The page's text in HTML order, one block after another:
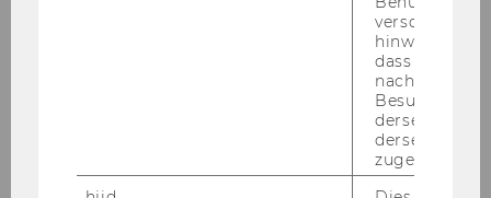
verschiedene
hinweg.Stellt
dass Daten
Besuchen auf
derselben
derselben
zugeordnet